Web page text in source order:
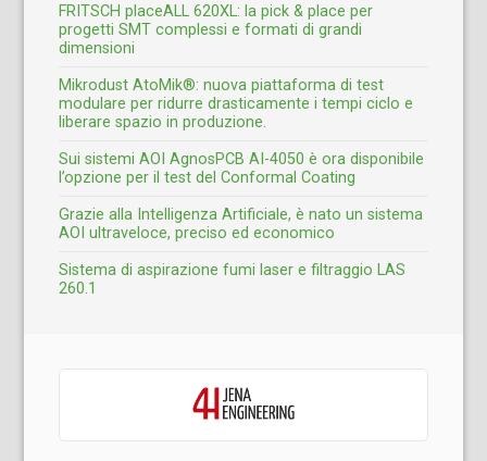
FRITSCH placeALL 620XL: la pick & place per
progetti SMT complessi e formati di grandi
dimensioni
Mikrodust AtoMik®: nuova piattaforma di test
modulare per ridurre drasticamente i tempi ciclo e
liberare spazio in produzione.
Sui sistemi AOI AgnosPCB AI-4050 è ora disponibile
l’opzione per il test del Conformal Coating
Grazie alla Intelligenza Artificiale, è nato un sistema
AOI ultraveloce, preciso ed economico
Sistema di aspirazione fumi laser e filtraggio LAS
260.1